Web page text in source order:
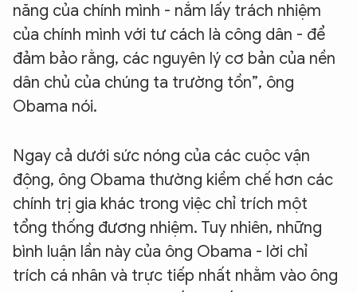
năng của chính mình - nắm lấy trách nhiệm
của chính mình với tư cách là công dân - để
đảm bảo rằng, các nguyên lý cơ bản của nền
dân chủ của chúng ta trường tồn”, ông
Obama nói.
Ngay cả dưới sức nóng của các cuộc vận
động, ông Obama thường kiềm chế hơn các
chính trị gia khác trong việc chỉ trích một
tổng thống đương nhiệm. Tuy nhiên, những
bình luận lần này của ông Obama - lời chỉ
trích cá nhân và trực tiếp nhất nhằm vào ông